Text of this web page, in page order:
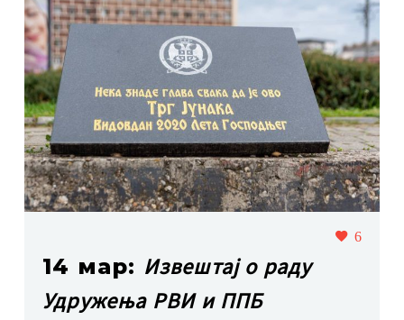
6
14 мар: Извештај о раду
Удружења РВИ и ППБ